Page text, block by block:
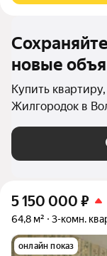
новые
Купить
Жилгородок в
5 150 000 ₽
64,8 м² 3-комн.
онлайн показ